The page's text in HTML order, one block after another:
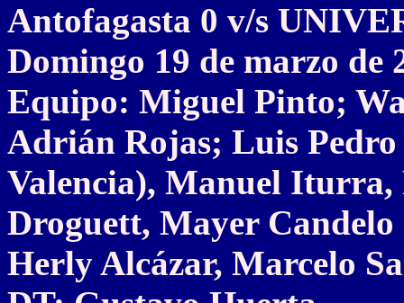
Antofagasta 0 v/s
Domingo 19 de marzo de
Equipo: Miguel Pinto;
Adrián Rojas; Luis
Valencia), Manuel
Droguett, Mayer
Herly Alcázar, Marcelo